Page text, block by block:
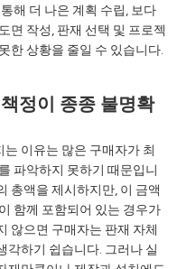
해 더 나은 계획 수립, 보다
면 작성, 판재 선택 및 프로젝
한 상황을 줄일 수 있습니다.
정이 종종 불명확
이유는 많은 구매자가 최
파악하지 못하기 때문입니
총액을 제시하지만, 이 금액
함께 포함되어 있는 경우가
않으면 구매자는 판재 자체
각하기 쉽습니다. 그러나 실